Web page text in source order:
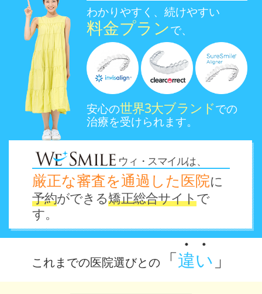
わかりやすく、続けやすい
料金プランで、
安心の世界3大ブランドでの
治療を受けられます。
ウィ・スマイルは、
厳正な審査を通過した医院に
予約ができる矯正総合サイトで
す。
これまでの医院選びとの 「違い 」